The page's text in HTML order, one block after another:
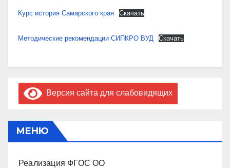
Курс история Самарского края Скачать
Методические рекомендации СИПКРО ВУД Скачать
Версия сайта для слабовидящих
МЕНЮ
Реализация ФГОС ОО